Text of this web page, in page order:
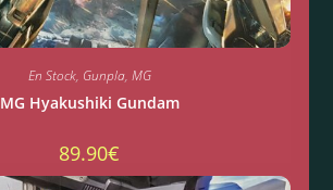
En Stock, Gunpla, MG
MG Hyakushiki Gundam
89.90€